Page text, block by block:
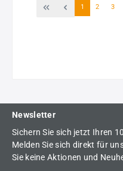
Seite
1 Seite
2 3
Newsletter
Sichern Sie sich jetzt Ihren
Melden Sie sich direkt für
Sie keine Aktionen und